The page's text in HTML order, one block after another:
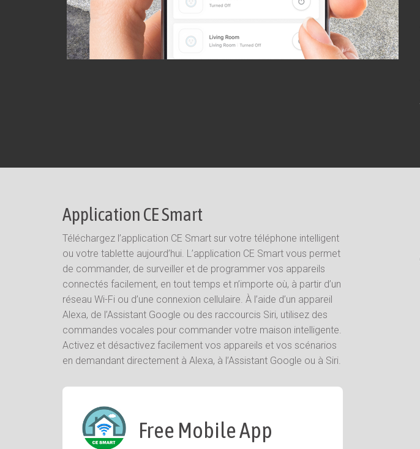
Application CE Smart
Téléchargez l’application CE Smart sur votre téléphone intelligent
ou votre tablette aujourd’hui. L’application CE Smart vous permet
de commander, de surveiller et de programmer vos appareils
connectés facilement, en tout temps et n’importe où, à partir d’un
réseau Wi-Fi ou d’une connexion cellulaire. À l’aide d’un appareil
Alexa, de l’Assistant Google ou des raccourcis Siri, utilisez des
commandes vocales pour commander votre maison intelligente.
Activez et désactivez facilement vos appareils et vos scénarios
en demandant directement à Alexa, à l’Assistant Google ou à Siri.
Free Mobile App